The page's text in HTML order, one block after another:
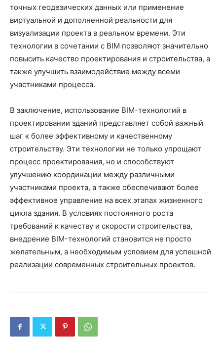
точных геодезических данных или применение
виртуальной и дополненной реальности для
визуализации проекта в реальном времени. Эти
технологии в сочетании с BIM позволяют значительно
повысить качество проектирования и строительства, а
также улучшить взаимодействие между всеми
участниками процесса.
В заключение, использование BIM-технологий в
проектировании зданий представляет собой важный
шаг к более эффективному и качественному
строительству. Эти технологии не только упрощают
процесс проектирования, но и способствуют
улучшению координации между различными
участниками проекта, а также обеспечивают более
эффективное управление на всех этапах жизненного
цикла здания. В условиях постоянного роста
требований к качеству и скорости строительства,
внедрение BIM-технологий становится не просто
желательным, а необходимым условием для успешной
реализации современных строительных проектов.